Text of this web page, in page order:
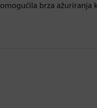
omogućila brza ažuriranja